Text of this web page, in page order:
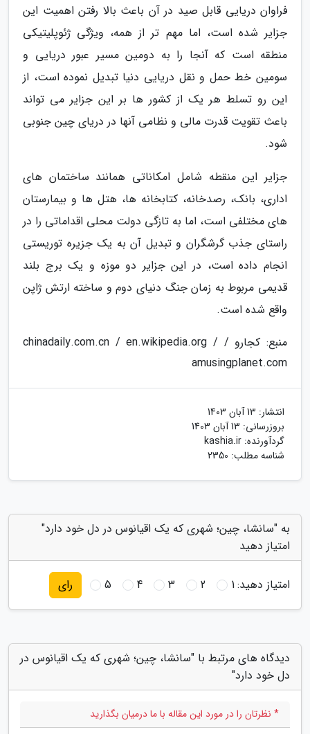
فراوان دریایی قابل صید در آن باعث بالا رفتن اهمیت این
جزایر شده است، اما مهم تر از همه، ویژگی ژئوپلیتیکی
منطقه است که آنجا را به دومین مسیر عبور دریایی و
سومین خط حمل و نقل دریایی دنیا تبدیل نموده است، از
این رو تسلط هر یک از کشور ها بر این جزایر می تواند
باعث تقویت قدرت مالی و نظامی آنها در دریای چین جنوبی
شود.
جزایر این منقطه شامل امکاناتی همانند ساختمان های
اداری، بانک، رصدخانه، کتابخانه ها، هتل ها و بیمارستان
های مختلفی است، اما به تازگی دولت محلی اقداماتی را در
راستای جذب گرشگران و تبدیل آن به یک جزیره توریستی
انجام داده است، در این جزایر دو موزه و یک برج بلند
قدیمی مربوط به زمان جنگ دنیای دوم و ساخته ارتش ژاپن
واقع شده است.
منبع: کجارو / chinadaily.com.cn / en.wikipedia.org /
amusingplanet.com
انتشار: 13 آبان 1403
بروزرسانی: 13 آبان 1403
گردآورنده: kashia.ir
شناسه مطلب: 2350
به "سانشا، چین؛ شهری که یک اقیانوس در دل خود دارد"
امتیاز دهید
امتیاز دهید:1
2
3
4
5 رای
دیدگاه های مرتبط با "سانشا، چین؛ شهری که یک اقیانوس در
دل خود دارد"
* نظرتان را در مورد این مقاله با ما درمیان بگذارید